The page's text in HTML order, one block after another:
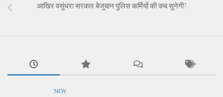
आखिर वसुंधरा सरकार बेजुबान पुलिस कर्मियों की कब सुनेगी?
NEW